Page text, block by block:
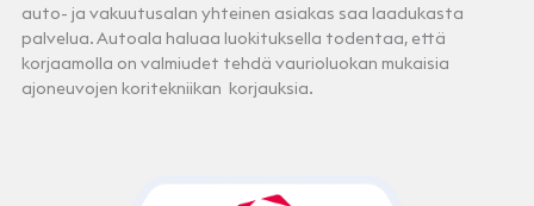
auto- ja vakuutusalan yhteinen asiakas saa laadukasta
palvelua. Autoala haluaa luokituksella todentaa, että
korjaamolla on valmiudet tehdä vaurioluokan mukaisia
ajoneuvojen koritekniikan korjauksia.